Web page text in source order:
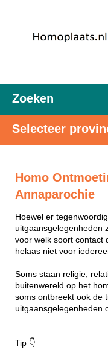
Zoeken
Selecteer
Homo
Annaparochie
Hoewel er
uitgaansgelegenheden
voor welk soort contact
helaas niet voor
Soms staan religie,
buitenwereld op het
soms ontbreekt ook de
uitgaansgelegenheden
Tip 👇